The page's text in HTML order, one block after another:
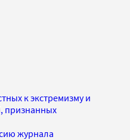
к экстремизму и
признанных
журнала